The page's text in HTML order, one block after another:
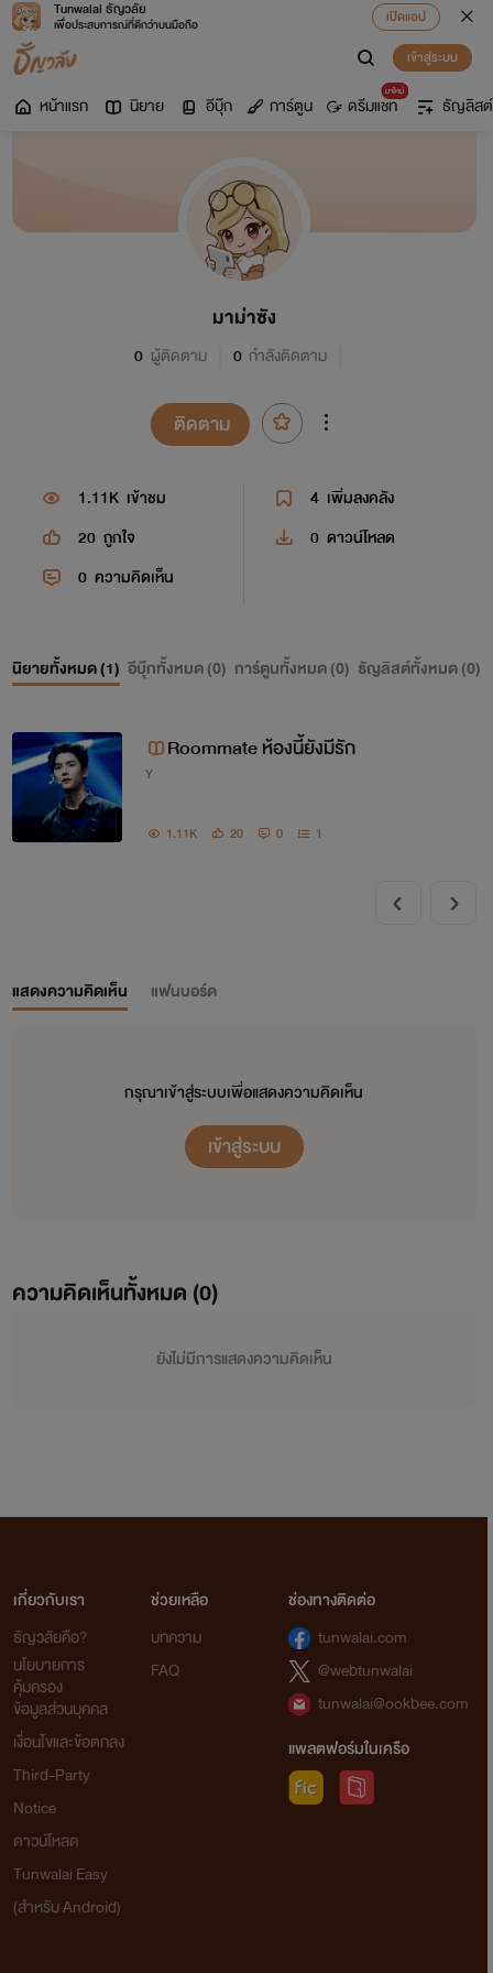
Tunwalai ธัญวลัย
เพื่อประสบการณ์ที่ดีกว่าบนมือถือ
เปิดแอป
เข้าสู่ระบบ
หน้าแรก นิยาย อีบุ๊ก การ์ตูน
มาใหม่
ดรีมแชท ธัญลิสต์
มาม่าซัง
0 ผู้ติดตาม 0 กำลังติดตาม
ติดตาม
1.11K เข้าชม 4 เพิ่มลงคลัง
20 ถูกใจ 0 ดาวน์โหลด
0 ความคิดเห็น
นิยายทั้งหมด (1) อีบุ๊กทั้งหมด (0) การ์ตูนทั้งหมด (0) ธัญลิสต์ทั้งหมด (0)
Roommate ห้องนี้ยังมีรัก
Y
1.11K 20 0 1
แสดงความคิดเห็น แฟนบอร์ด
กรุณาเข้าสู่ระบบเพื่อแสดงความคิดเห็น
เข้าสู่ระบบ
ความคิดเห็นทั้งหมด (0)
ยังไม่มีการแสดงความคิดเห็น
เกี่ยวกับเรา
ธัญวลัยคือ?
นโยบายการ
คุ้มครอง
ข้อมูลส่วนบุคคล
เงื่อนไขและข้อตกลง
Third-Party
Notice
ดาวน์โหลด
Tunwalai Easy
(สำหรับ Android)
ช่วยเหลือ
บทความ
FAQ
ช่องทางติดต่อ
tunwalai.com
@webtunwalai
tunwalai@ookbee.com
แพลตฟอร์มในเครือ